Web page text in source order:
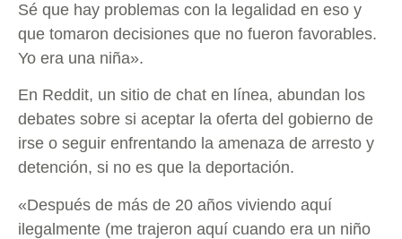
Sé que hay problemas con la legalidad en eso y
que tomaron decisiones que no fueron favorables.
Yo era una niña».
En Reddit, un sitio de chat en línea, abundan los
debates sobre si aceptar la oferta del gobierno de
irse o seguir enfrentando la amenaza de arresto y
detención, si no es que la deportación.
«Después de más de 20 años viviendo aquí
ilegalmente (me trajeron aquí cuando era un niño